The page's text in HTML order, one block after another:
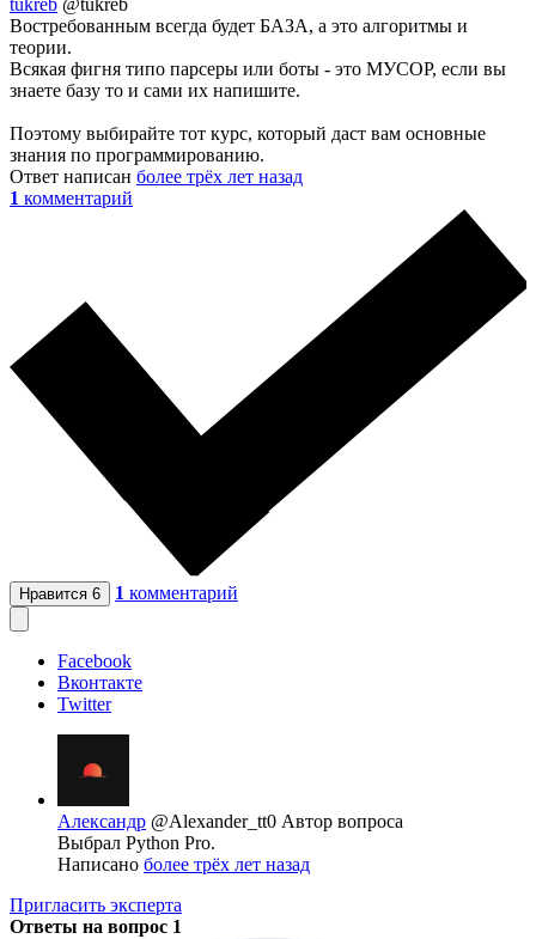
tukreb @tukreb
Востребованным всегда будет БАЗА, а это алгоритмы и
теории.
Всякая фигня типо парсеры или боты - это МУСОР, если вы
знаете базу то и сами их напишите.
Поэтому выбирайте тот курс, который даст вам основные
знания по программированию.
Ответ написан более трёх лет назад
1 комментарий
Нравится 6 1 комментарий
Facebook
Вконтакте
Twitter
Александр @Alexander_tt0 Автор вопроса
Выбрал Python Pro.
Написано более трёх лет назад
Пригласить эксперта
Ответы на вопрос 1